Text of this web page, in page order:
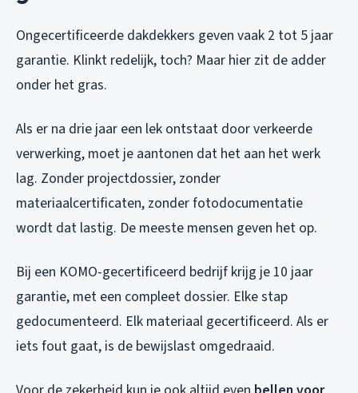
Ongecertificeerde dakdekkers geven vaak 2 tot 5 jaar
garantie. Klinkt redelijk, toch? Maar hier zit de adder
onder het gras.
Als er na drie jaar een lek ontstaat door verkeerde
verwerking, moet je aantonen dat het aan het werk
lag. Zonder projectdossier, zonder
materiaalcertificaten, zonder fotodocumentatie
wordt dat lastig. De meeste mensen geven het op.
Bij een KOMO-gecertificeerd bedrijf krijg je 10 jaar
garantie, met een compleet dossier. Elke stap
gedocumenteerd. Elk materiaal gecertificeerd. Als er
iets fout gaat, is de bewijslast omgedraaid.